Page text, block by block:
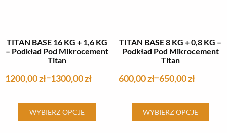
TITAN BASE 16 KG + 1,6 KG
– Podkład Pod Mikrocement
Titan
1200,00zł–1300,00zł
WYBIERZ OPCJE
Ten
produkt
TITAN BASE 8 KG + 0,8 KG –
Podkład Pod Mikrocement
Titan
600,00zł–650,00zł
WYBIERZ OPCJE
Ten
produkt